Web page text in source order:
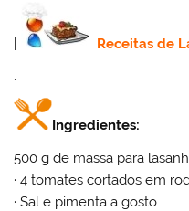
Receitas de
.
Ingredientes:
500 g de massa para
· 4 tomates cortados em
· Sal e pimenta a gosto